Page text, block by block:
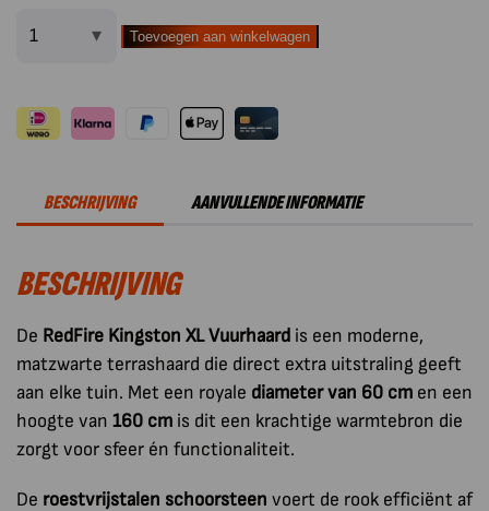
RedFire
Vuurhaard
Groot
Toevoegen aan winkelwagen
BESCHRIJVING AANVULLENDE INFORMATIE
BESCHRIJVING
De RedFire Kingston XL Vuurhaard is een moderne,
matzwarte terrashaard die direct extra uitstraling geeft
aan elke tuin. Met een royale diameter van 60 cm en een
hoogte van 160 cm is dit een krachtige warmtebron die
zorgt voor sfeer én functionaliteit.
De roestvrijstalen schoorsteen voert de rook efficiënt af